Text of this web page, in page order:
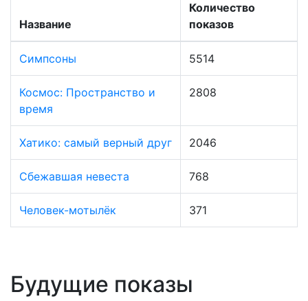
Название
Количество
показов
Симпсоны 5514
Космос: Пространство и
время
2808
Хатико: самый верный друг 2046
Сбежавшая невеста 768
Человек-мотылёк 371
Будущие показы